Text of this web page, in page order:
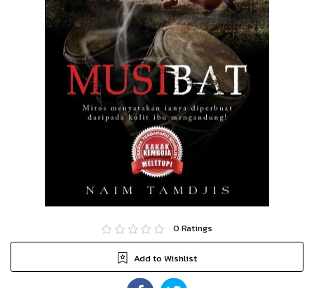
0 Ratings
Add to Wishlist